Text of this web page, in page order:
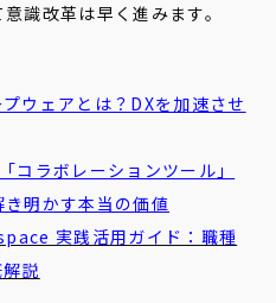
識改革は早く進みます。
ウェアとは？DXを加速させ
ラボレーションツール」
明かす本当の価値
実践活用ガイド：職種
説